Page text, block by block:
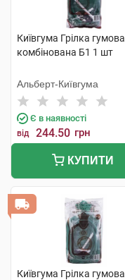
Київгума Грілка гумова
комбінована Б1 1 шт
Альберт-Київгума
Є в наявності
від 244.50 грн
КУПИТИ
Київгума Грілка гумова